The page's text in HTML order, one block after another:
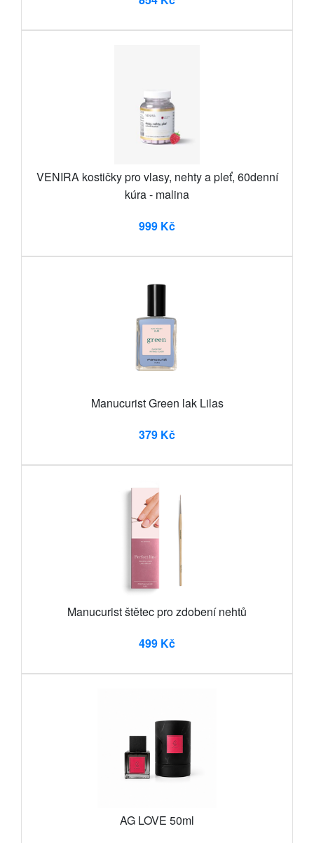
VENIRA kostičky pro vlasy, nehty a pleť, 60denní
kúra - malina
999 Kč
Manucurist Green lak Lilas
379 Kč
Manucurist štětec pro zdobení nehtů
499 Kč
AG LOVE 50ml